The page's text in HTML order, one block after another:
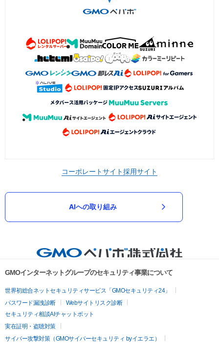
コーポレートサイト採用サイト
AIへの取り組み
GMOインターネットグループのセキュリティ事業について
世界初総合ネットセキュリティサービス「GMOセキュリティ24」
パスワード漏洩診断
Webサイトリスク診断
セキュリティ相談AIチャットボット
実在証明・盗聴対策
サイバー攻撃対策（GMOサイバーセキュリティ byイエラエ）